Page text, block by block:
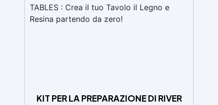
Grazie alla loro alta concentrazione,
garantiscono un risultato coprente senza
sprechi di prodotto. Sono ideali per colorare i
Vivo Giallo Limone Istruzioni d'uso
KIT PER LA PREPARAZIONE DI RIVER